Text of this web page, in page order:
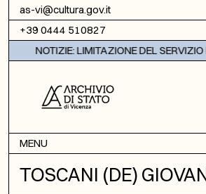
Vai al contenuto
as-vi@cultura.gov.it
+39 0444 510827
NOTIZIE: LIMITAZIONE DEL SERVIZIO
MENU
TOSCANI (DE)